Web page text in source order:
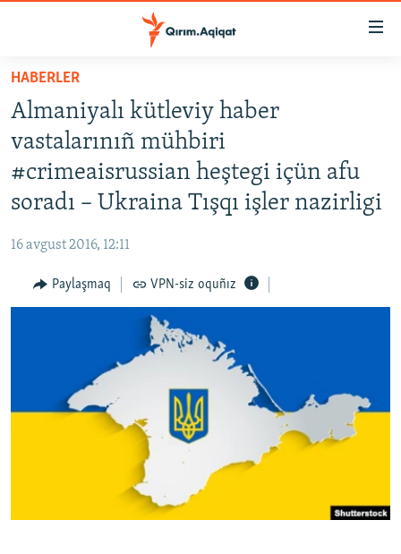
Esas
qaytmaq
Baş
navigatsiyağa
qaytmaq
Qıdıruvğa
HABERLER
SİYASET
İQTİSADİYAT
CEMİYET
İNSAN AQLARI
VİDEO
HABERLER
Almaniyalı kütleviy haber
vastalarınıñ mühbiri
#crimeaisrussian heştegi içün afu
soradı – Ukraina Tışqı işler nazirligi
16 avgust 2016, 12:11
Paylaşmaq VPN-siz oquñız